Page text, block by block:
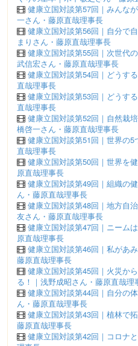
健康立国対談第57回｜みんな
一さん・藤原直哉理事長
健康立国対談第56回｜自分で
まりさん・藤原直哉理事長
健康立国対談第55回｜次世代
武信宏さん・藤原直哉理事長
健康立国対談第54回｜どうす
直哉理事長
健康立国対談第53回｜どうす
直哉理事長
健康立国対談第52回｜自然栽
橋啓一さん・藤原直哉理事長
健康立国対談第51回｜世界の
直哉理事長
健康立国対談第50回｜世界を
原直哉理事長
健康立国対談第49回｜組織の
ん・藤原直哉理事長
健康立国対談第48回｜地方自
友さん・藤原直哉理事長
健康立国対談第47回｜ニーム
原直哉理事長
健康立国対談第46回｜私があ
藤原直哉理事長
健康立国対談第45回｜火災か
る！｜浅野成昭さん・藤原直哉理
健康立国対談第44回｜自分の
ん・藤原直哉理事長
健康立国対談第43回｜植林で
藤原直哉理事長
健康立国対談第42回｜コロナ